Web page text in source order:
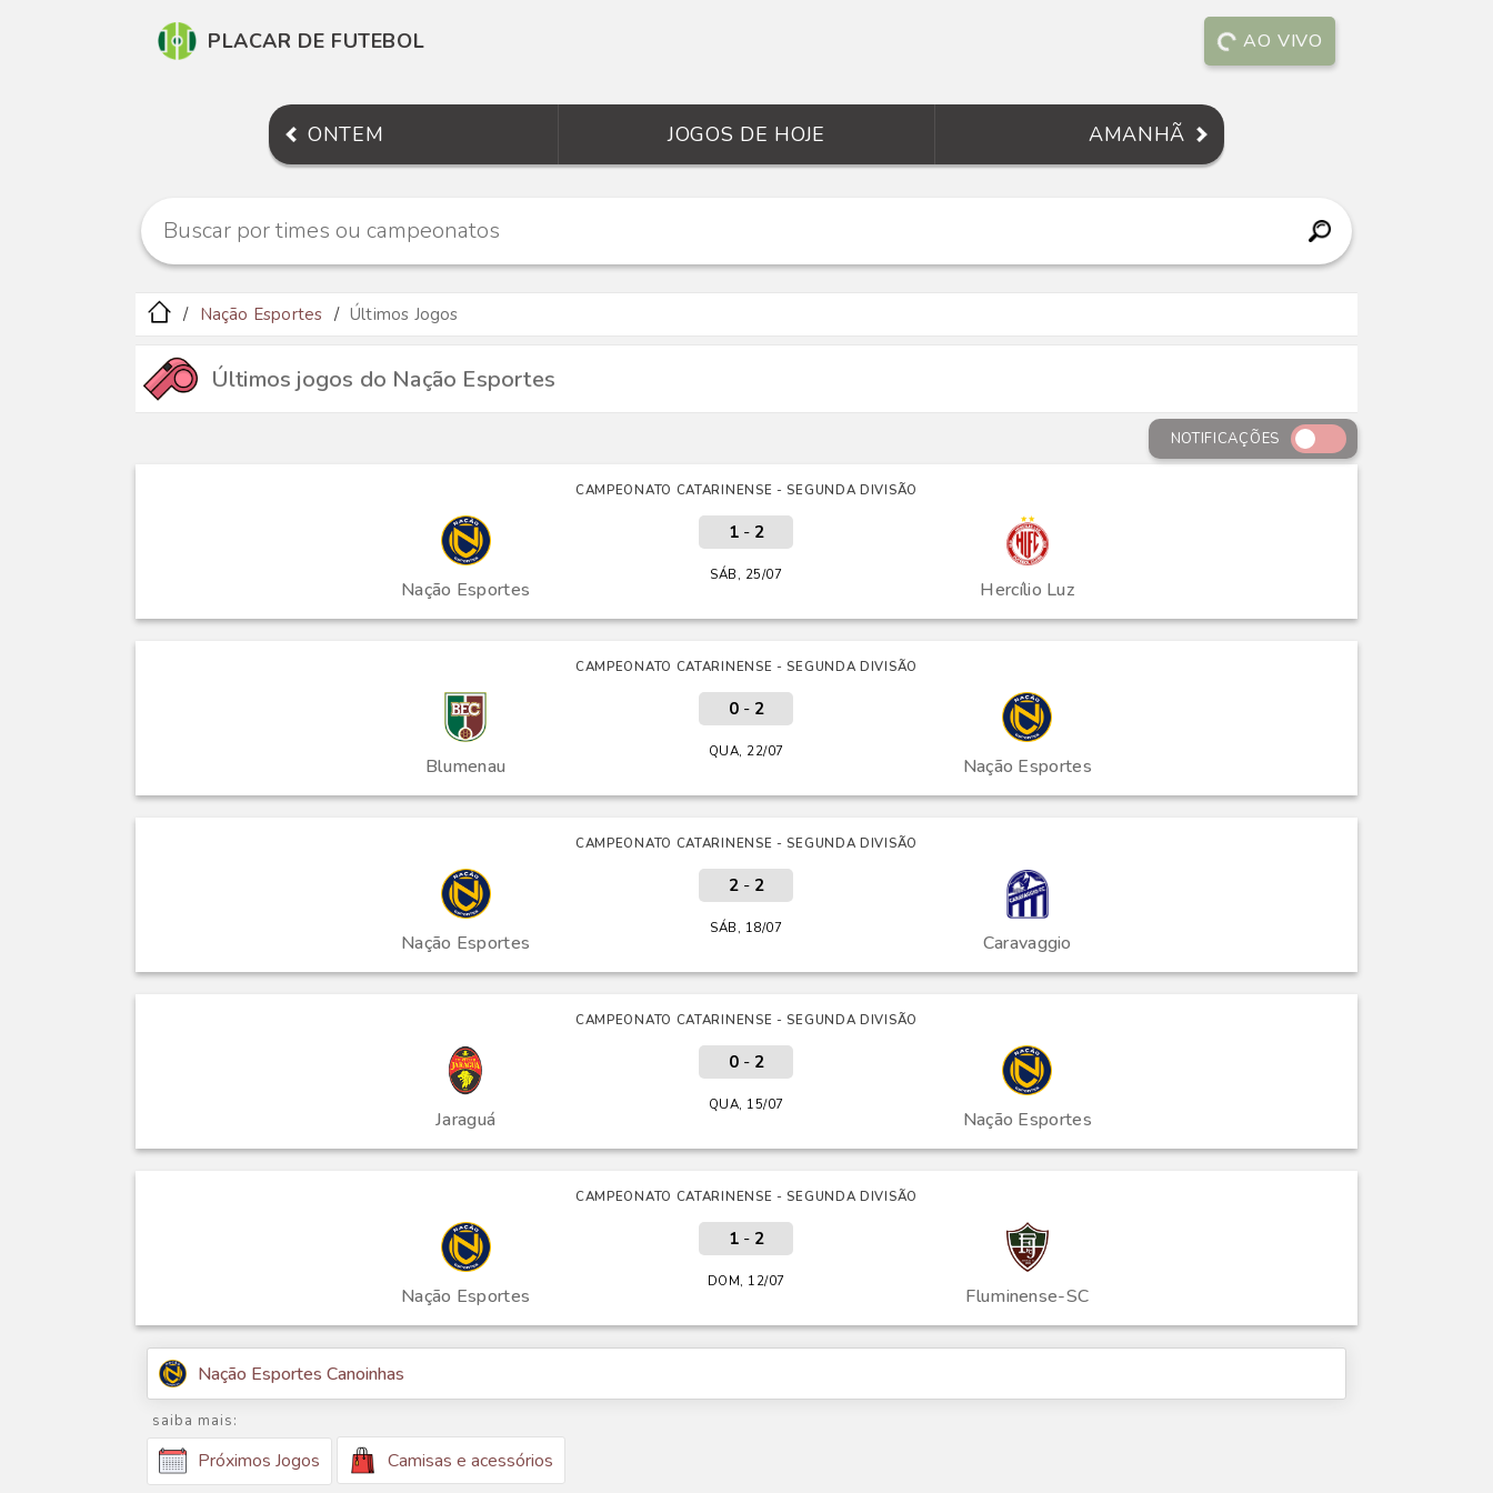
PLACAR DE FUTEBOL AO VIVO
ONTEM JOGOS DE HOJE AMANHÃ
Nação Esportes Últimos Jogos
Últimos jogos do Nação Esportes
NOTIFICAÇÕES
CAMPEONATO CATARINENSE - SEGUNDA DIVISÃO
Nação Esportes Hercílio Luz
1- 2
SÁB, 25/07
CAMPEONATO CATARINENSE - SEGUNDA DIVISÃO
Blumenau Nação Esportes
0- 2
QUA, 22/07
CAMPEONATO CATARINENSE - SEGUNDA DIVISÃO
Nação Esportes Caravaggio
2- 2
SÁB, 18/07
CAMPEONATO CATARINENSE - SEGUNDA DIVISÃO
Jaraguá Nação Esportes
0- 2
QUA, 15/07
CAMPEONATO CATARINENSE - SEGUNDA DIVISÃO
Nação Esportes Fluminense-SC
1- 2
DOM, 12/07
Nação Esportes Canoinhas
saiba mais:
Próximos Jogos Camisas e acessórios